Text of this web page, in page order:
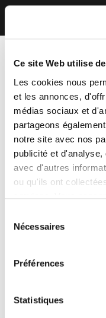
Ce site Web utilise
Les cookies nous
et les annonces,
médias sociaux et
partageons
notre site avec nos
publicité et
avec d'autres
ou qu'ils ont
Nécessaires
Préférences
Statistiques